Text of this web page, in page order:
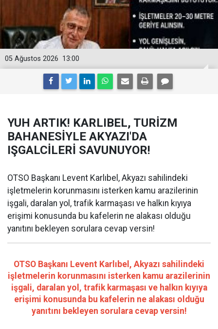
13:00
05 Ağustos 2026
YUH ARTIK! KARLIBEL, TURİZM
BAHANESİYLE AKYAZI'DA
IŞGALCİLERİ SAVUNUYOR!
OTSO Başkanı Levent Karlıbel, Akyazı sahilindeki
işletmelerin korunmasını isterken kamu arazilerinin
işgali, daralan yol, trafik karmaşası ve halkın kıyıya
erişimi konusunda bu kafelerin ne alakası olduğu
yanıtını bekleyen sorulara cevap versin!
OTSO Başkanı Levent Karlıbel, Akyazı sahilindeki
işletmelerin korunmasını isterken kamu arazilerinin
işgali, daralan yol, trafik karmaşası ve halkın kıyıya
erişimi konusunda bu kafelerin ne alakası olduğu
yanıtını bekleyen sorulara cevap versin!